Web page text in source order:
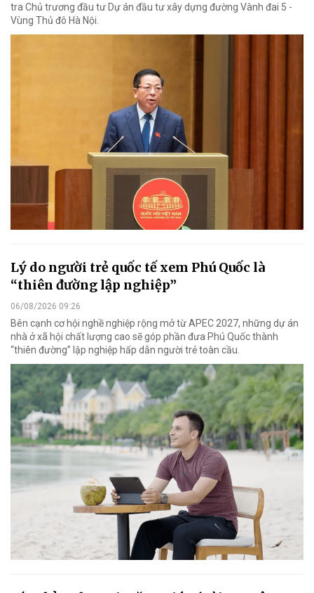
tra Chủ trương đầu tư Dự án đầu tư xây dựng đường Vành đai 5 -
Vùng Thủ đô Hà Nội.
Lý do người trẻ quốc tế xem Phú Quốc là
“thiên đường lập nghiệp”
06/08/2026 09:26
Bên cạnh cơ hội nghề nghiệp rộng mở từ APEC 2027, những dự án
nhà ở xã hội chất lượng cao sẽ góp phần đưa Phú Quốc thành
“thiên đường” lập nghiệp hấp dẫn người trẻ toàn cầu.